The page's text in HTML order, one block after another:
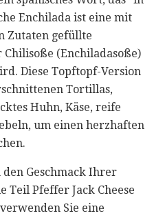
Enchilada ist eine mit
Zutaten gefüllte
(Enchiladasoße)
Diese Topftopf-Version
Tortillas,
Huhn, Käse, reife
um einen herzhaften
den Geschmack Ihrer
Teil Pfeffer Jack Cheese
Sie eine